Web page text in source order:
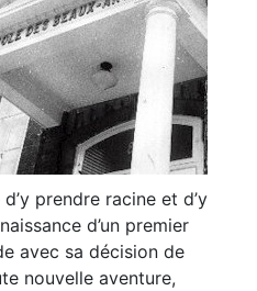
prendre racine et d’y
d’un premier
avec sa décision de
nouvelle aventure,